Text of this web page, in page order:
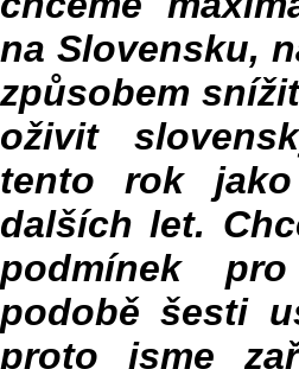
na Slovensku,
způsobem
oživit
tento rok
dalších let.
podmínek
podobě šesti
proto jsme